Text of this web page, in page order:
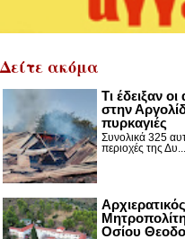
Δείτε ακόμα
Τι έδειξαν
στην
πυρκαγιές
Συνολικά 325
περιοχές της Δυ...
Οσίου